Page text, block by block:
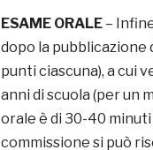
ESAME ORALE –
dopo la
punti ciascuna), a cui
anni di scuola (per un
orale è di 30-40 minuti
commissione si può